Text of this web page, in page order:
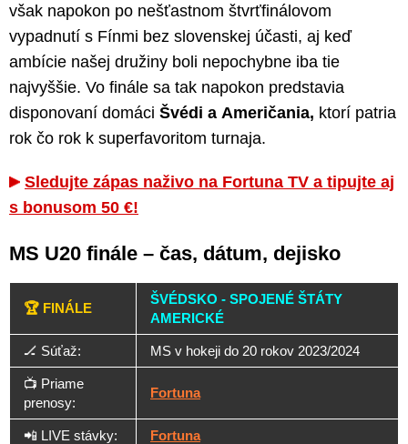
však napokon po nešťastnom štvrťfinálovom
vypadnutí s Fínmi bez slovenskej účasti, aj keď
ambície našej družiny boli nepochybne iba tie
najvyššie. Vo finále sa tak napokon predstavia
disponovaní domáci Švédi a Američania, ktorí patria
rok čo rok k superfavoritom turnaja.
Sledujte zápas naživo na Fortuna TV a tipujte aj
s bonusom 50 €!
MS U20 finále – čas, dátum, dejisko
🏆 FINÁLE
ŠVÉDSKO - SPOJENÉ ŠTÁTY
AMERICKÉ
🏒 Súťaž: MS v hokeji do 20 rokov 2023/2024
📺 Priame
prenosy:
Fortuna
📲 LIVE stávky: Fortuna